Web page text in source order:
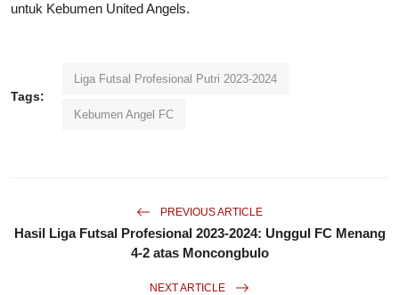
untuk Kebumen United Angels.
Tags:
Liga Futsal Profesional Putri 2023-2024
Kebumen Angel FC
PREVIOUS ARTICLE
Hasil Liga Futsal Profesional 2023-2024: Unggul FC Menang
4-2 atas Moncongbulo
NEXT ARTICLE